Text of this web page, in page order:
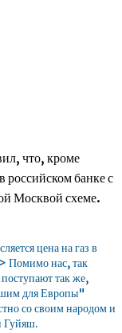
что, кроме
российском банке с
Москвой схеме.
цена на газ в
Помимо нас, так
так же,
для Европы"
со своим народом и
Гуйяш.